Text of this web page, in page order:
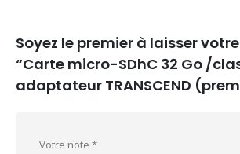
Soyez le premier à laisser
“Carte micro-SDhC 32 Go /
adaptateur TRANSCEND
Votre note *